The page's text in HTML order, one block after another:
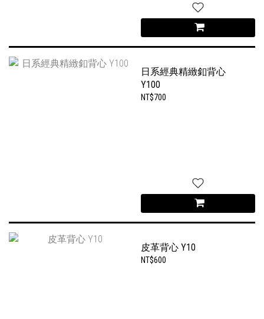
日系經典精緻釦背心
Y100
NT$700
皮革背心 Y10
NT$600